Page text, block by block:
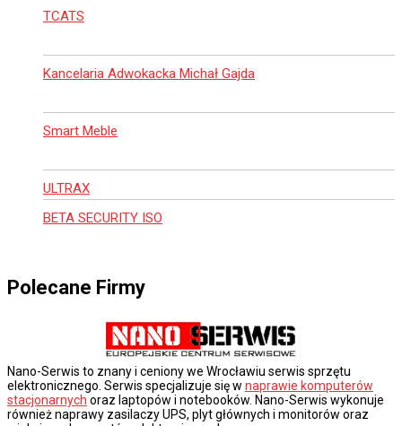
TCATS
Kancelaria Adwokacka Michał Gajda
Smart Meble
ULTRAX
BETA SECURITY ISO
Polecane Firmy
Nano-Serwis to znany i ceniony we Wrocławiu serwis sprzętu
elektronicznego. Serwis specjalizuje się w naprawie komputerów
stacjonarnych oraz laptopów i notebooków. Nano-Serwis wykonuje
również naprawy zasilaczy UPS, plyt głównych i monitorów oraz